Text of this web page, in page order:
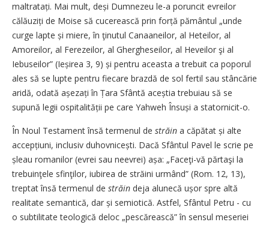
maltratați. Mai mult, deși Dumnezeu le-a poruncit evreilor
călăuziți de Moise să cucerească prin forță pământul „unde
curge lapte și miere, în ţinutul Canaaneilor, al Heteilor, al
Amoreilor, al Ferezeilor, al Ghergheseilor, al Heveilor şi al
Iebuseilor” (Ieșirea 3, 9) și pentru aceasta a trebuit ca poporul
ales să se lupte pentru fiecare brazdă de sol fertil sau stâncărie
aridă, odată așezați în Țara Sfântă aceștia trebuiau să se
supună legii ospitalității pe care Yahweh Însuși a statornicit-o.
În Noul Testament însă termenul de străin a căpătat și alte
accepțiuni, inclusiv duhovnicești. Dacă Sfântul Pavel le scrie pe
șleau romanilor (evrei sau neevrei) așa: „Faceţi-vă părtaşi la
trebuinţele sfinţilor, iubirea de străini urmând” (Rom. 12, 13),
treptat însă termenul de străin deja alunecă ușor spre altă
realitate semantică, dar și semiotică. Astfel, Sfântul Petru - cu
o subtilitate teologică deloc „pescărească” în sensul meseriei